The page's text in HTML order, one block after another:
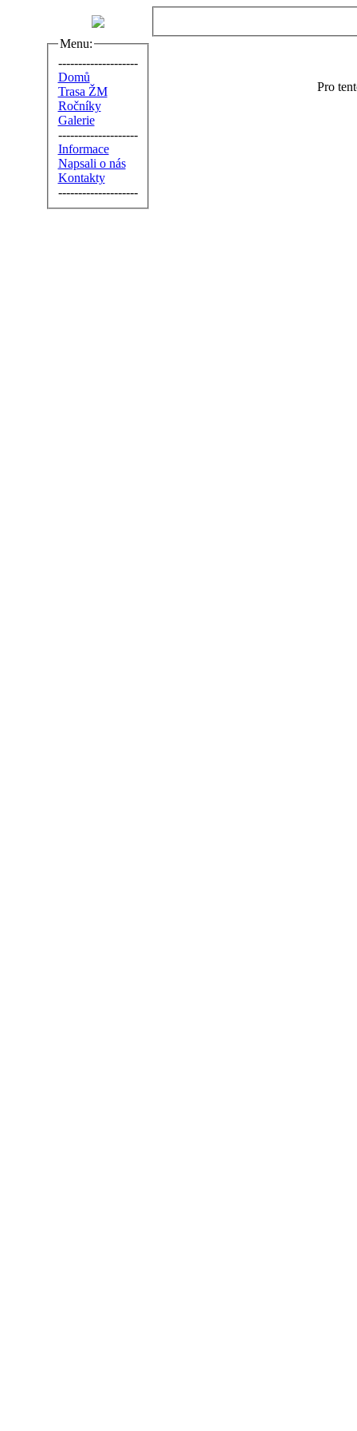
Menu:
--------------------
Domů
Trasa ŽM
Ročníky
Galerie
--------------------
Informace
Napsali o nás
Kontakty
--------------------
Pro